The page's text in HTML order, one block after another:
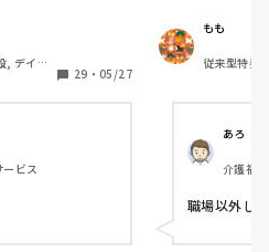
てもサウナ状態
ださい！
, デイサ
29 ・ 05/27
ビス
なったことも
よね、、
もも
従来型特養,
あろ
介護福
職場以外し